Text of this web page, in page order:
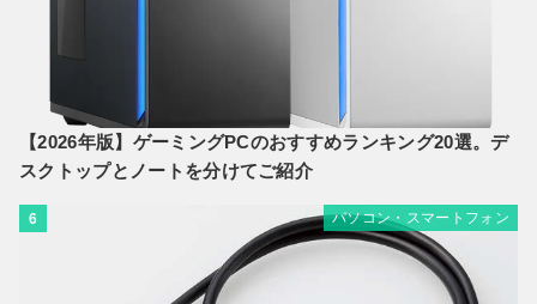
【2026年版】ゲーミングPCのおすすめランキング20選。デ
スクトップとノートを分けてご紹介
6 パソコン・スマートフォン